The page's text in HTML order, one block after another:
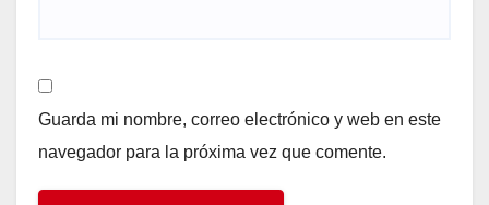
Guarda mi nombre, correo electrónico y web en este
navegador para la próxima vez que comente.